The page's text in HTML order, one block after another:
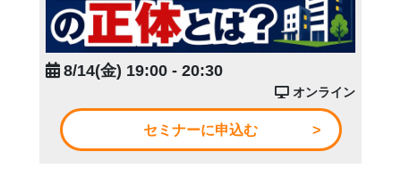
8/14(金) 19:00 - 20:30
オンライン
セミナーに申込む